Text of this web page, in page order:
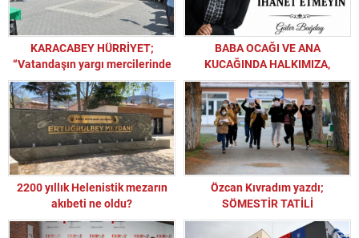
KARACABEY HÜRRİYET;
“Vatandaşın yargı mercilerinde
sürüklenmemesi için idari
yoldan haksızlığı çözecek
misiniz?”
BABA OCAĞI VE ANA
KUCAĞINDA HALKIMIZA,
ÜLKEMİZE, CHP VE SOL
İDEOLOJİYE İHANET EDENLER
AFFEDİLEMEZ!
2200 yıllık Helenistik mezarın
akıbeti ne oldu?
Özcan Kıvradım yazdı;
SÖMESTİR TATİLİ